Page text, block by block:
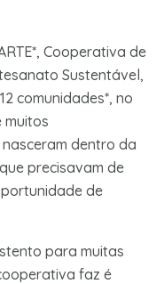
Cooperativa de
Sustentável,
comunidades*, no
muitos
dentro da
precisavam de
de
para muitas
faz é